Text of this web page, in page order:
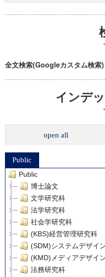
全文検索(Googleカスタム検索)
インデ
open all
Public
Public
博士論文
文学研究科
法学研究科
社会学研究科
(KBS)経営管理研究科
(SDM)システムデザイ
(KMD)メディアデザイ
法務研究科